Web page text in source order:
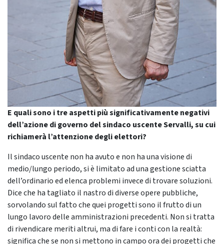
E quali sono i tre aspetti più significativamente negativi
dell’azione di governo del sindaco uscente Servalli, su cui
richiamerà l’attenzione degli elettori?
Il sindaco uscente non ha avuto e non ha una visione di
medio/lungo periodo, si è limitato ad una gestione sciatta
dell’ordinario ed elenca problemi invece di trovare soluzioni.
Dice che ha tagliato il nastro di diverse opere pubbliche,
sorvolando sul fatto che quei progetti sono il frutto di un
lungo lavoro delle amministrazioni precedenti. Non si tratta
di rivendicare meriti altrui, ma di fare i conti con la realtà:
significa che se non si mettono in campo ora dei progetti che